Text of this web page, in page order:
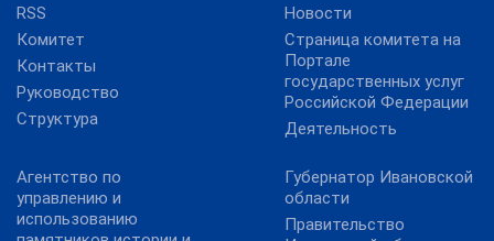
RSS
Комитет
Контакты
Руководство
Структура
Новости
Страница комитета на
Портале
государственных услуг
Российской Федерации
Деятельность
Агентство по
управлению и
использованию
Губернатор Ивановской
области
Правительство